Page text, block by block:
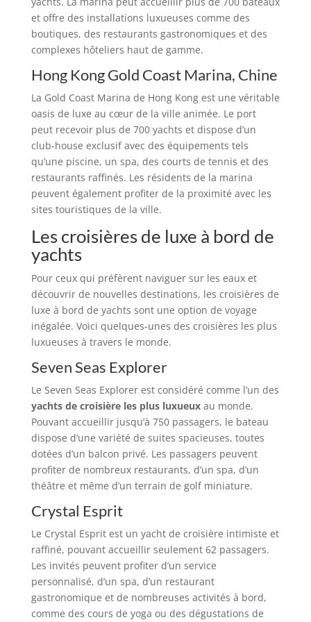
et offre des installations luxueuses comme des
boutiques, des restaurants gastronomiques et des
complexes hôteliers haut de gamme.
Hong Kong Gold Coast Marina, Chine
La Gold Coast Marina de Hong Kong est une véritable
oasis de luxe au cœur de la ville animée. Le port
peut recevoir plus de 700 yachts et dispose d’un
club-house exclusif avec des équipements tels
qu’une piscine, un spa, des courts de tennis et des
restaurants raffinés. Les résidents de la marina
peuvent également profiter de la proximité avec les
sites touristiques de la ville.
Les croisières de luxe à bord de
yachts
Pour ceux qui préfèrent naviguer sur les eaux et
découvrir de nouvelles destinations, les croisières de
luxe à bord de yachts sont une option de voyage
inégalée. Voici quelques-unes des croisières les plus
luxueuses à travers le monde.
Seven Seas Explorer
Le Seven Seas Explorer est considéré comme l’un des
yachts de croisière les plus luxueuxau monde.
Pouvant accueillir jusqu’à 750 passagers, le bateau
dispose d’une variété de suites spacieuses, toutes
dotées d’un balcon privé. Les passagers peuvent
profiter de nombreux restaurants, d’un spa, d’un
théâtre et même d’un terrain de golf miniature.
Crystal Esprit
Le Crystal Esprit est un yacht de croisière intimiste et
raffiné, pouvant accueillir seulement 62 passagers.
Les invités peuvent profiter d’un service
personnalisé, d’un spa, d’un restaurant
gastronomique et de nombreuses activités à bord,
comme des cours de yoga ou des dégustations de